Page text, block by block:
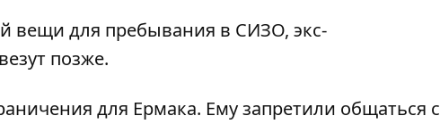
вещи для пребывания в СИЗО, экс-
позже.
для Ермака. Ему запретили общаться с